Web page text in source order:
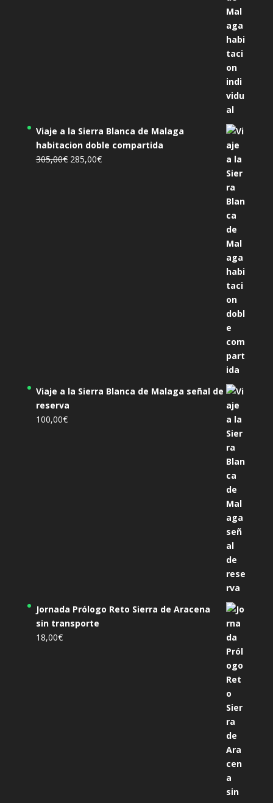
Viaje a la Sierra Blanca de Malaga
habitacion doble compartida
305,00€ El
285,00€El
Viaje a la Sierra Blanca de Malaga señal de
reserva
100,00€
Jornada Prólogo Reto Sierra de Aracena
sin transporte
18,00€